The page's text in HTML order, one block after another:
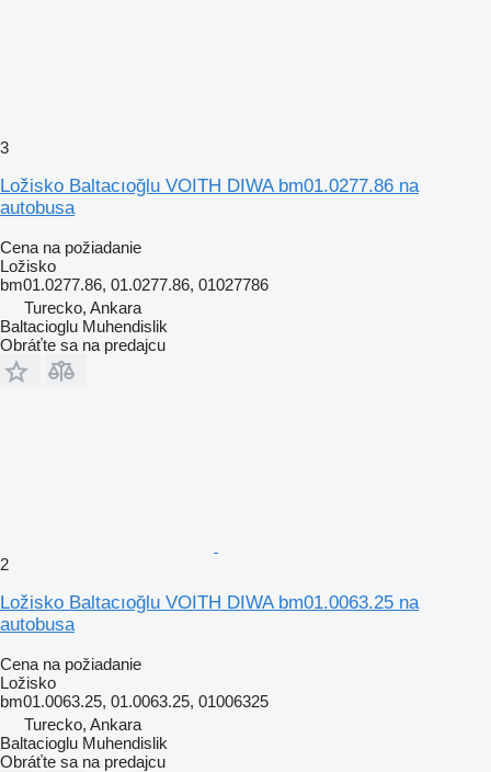
3
Ložisko Baltacıoğlu VOITH DIWA bm01.0277.86 na
autobusa
Cena na požiadanie
Ložisko
bm01.0277.86, 01.0277.86, 01027786
Turecko, Ankara
Baltacioglu Muhendislik
Obráťte sa na predajcu
2
Ložisko Baltacıoğlu VOITH DIWA bm01.0063.25 na
autobusa
Cena na požiadanie
Ložisko
bm01.0063.25, 01.0063.25, 01006325
Turecko, Ankara
Baltacioglu Muhendislik
Obráťte sa na predajcu